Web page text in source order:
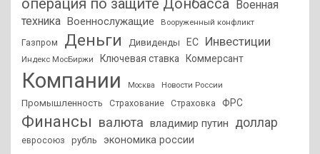
Военная
техника Военнослужащие Вооруженный конфликт
Газпром Деньги Дивиденды ЕС Инвестиции
Индекс МосБиржи Ключевая ставка Коммерсант
Компании Москва Новости России
Промышленность Страхование Страховка ФРС
Финансы валюта владимир путин доллар
евросоюз рубль экономика россии